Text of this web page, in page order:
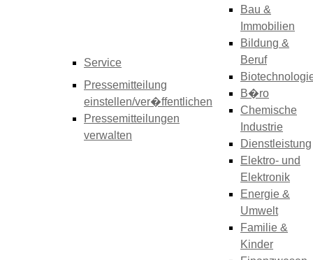
Service
Pressemitteilung
einstellen/ver�ffentlichen
Pressemitteilungen
verwalten
Bau &
Immobilien
Bildung &
Beruf
B�ro
Chemische
Industrie
Dienstleistung
Elektro- und
Elektronik
Energie &
Umwelt
Familie &
Kinder